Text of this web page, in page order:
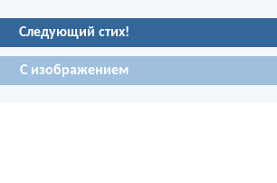
Следующий стих!
С изображением